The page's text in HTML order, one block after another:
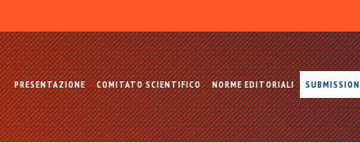
PRESENTAZIONE COMITATO SCIENTIFICO NORME EDITORIALI SUBMISSION